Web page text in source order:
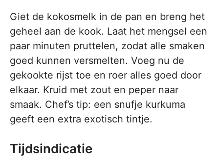
Giet de kokosmelk in de pan en breng het
geheel aan de kook. Laat het mengsel een
paar minuten pruttelen, zodat alle smaken
goed kunnen versmelten. Voeg nu de
gekookte rijst toe en roer alles goed door
elkaar. Kruid met zout en peper naar
smaak. Chef’s tip: een snufje kurkuma
geeft een extra exotisch tintje.
Tijdsindicatie